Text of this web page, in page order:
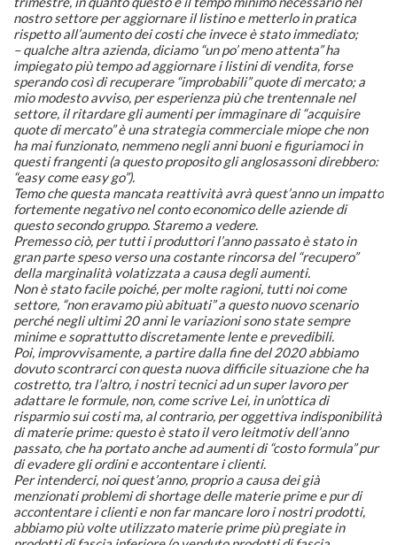
nostro settore per aggiornare il listino e metterlo in pratica
rispetto all’aumento dei costi che invece è stato immediato;
– qualche altra azienda, diciamo “un po’ meno attenta” ha
impiegato più tempo ad aggiornare i listini di vendita, forse
sperando così di recuperare “improbabili” quote di mercato; a
mio modesto avviso, per esperienza più che trentennale nel
settore, il ritardare gli aumenti per immaginare di “acquisire
quote di mercato” è una strategia commerciale miope che non
ha mai funzionato, nemmeno negli anni buoni e figuriamoci in
questi frangenti (a questo proposito gli anglosassoni direbbero:
“easy come easy go”).
Temo che questa mancata reattività avrà quest’anno un impatto
fortemente negativo nel conto economico delle aziende di
questo secondo gruppo. Staremo a vedere.
Premesso ciò, per tutti i produttori l’anno passato è stato in
gran parte speso verso una costante rincorsa del “recupero”
della marginalità volatizzata a causa degli aumenti.
Non è stato facile poiché, per molte ragioni, tutti noi come
settore, “non eravamo più abituati” a questo nuovo scenario
perché negli ultimi 20 anni le variazioni sono state sempre
minime e soprattutto discretamente lente e prevedibili.
Poi, improvvisamente, a partire dalla fine del 2020 abbiamo
dovuto scontrarci con questa nuova difficile situazione che ha
costretto, tra l’altro, i nostri tecnici ad un super lavoro per
adattare le formule, non, come scrive Lei, in un’ottica di
risparmio sui costi ma, al contrario, per oggettiva indisponibilità
di materie prime: questo è stato il vero leitmotiv dell’anno
passato, che ha portato anche ad aumenti di “costo formula” pur
di evadere gli ordini e accontentare i clienti.
Per intenderci, noi quest’anno, proprio a causa dei già
menzionati problemi di shortage delle materie prime e pur di
accontentare i clienti e non far mancare loro i nostri prodotti,
abbiamo più volte utilizzato materie prime più pregiate in